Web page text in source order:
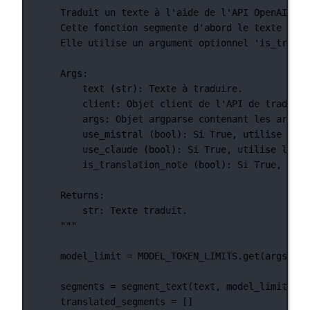
Traduit un texte à l'aide de l'API OpenAI,
Cette fonction segmente d'abord le texte
Elle utilise un argument optionnel
Args:
text (str): Texte à traduire.
client: Objet client de l'API de
args: Objet argparse contenant les
use_mistral (bool): Si True, utilise
use_claude (bool): Si True, utilise
is_translation_note (bool): Si True, le
Returns:
str: Texte traduit.
"""
model_limit = MODEL_TOKEN_LIMITS
segments = segment_text(text, model_limit)
translated_segments = []